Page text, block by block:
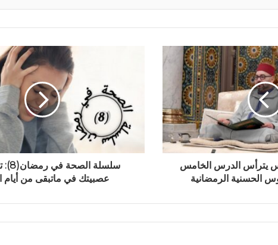
يترأس الدرس الخامس
الحسنية الرمضانية
عصبيتك في ماتبقى من أيام